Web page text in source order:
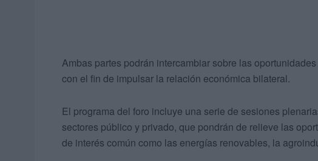
Ambas partes podrán intercambiar sobre las
con el fin de impulsar la relación económica bilateral.
El programa del foro incluye una serie de sesiones
sectores público y privado, que pondrán de relieve las
de interés común como las energías renovables, la